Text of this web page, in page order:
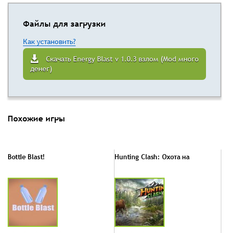
Файлы для загрузки
Как установить?
Скачать Energy Blast v 1.0.3 взлом (Mod много
денег)
Похожие игры
Bottle Blast! Hunting Clash: Охота на